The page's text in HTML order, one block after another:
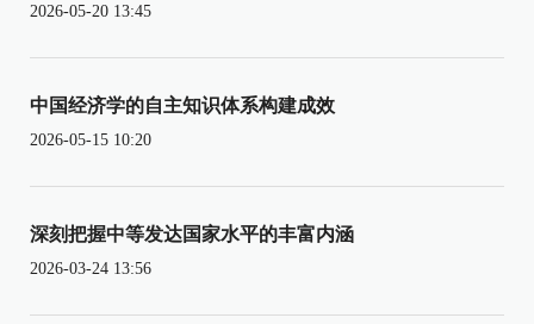
2026-05-20 13:45
中国经济学的自主知识体系构建成效
2026-05-15 10:20
深刻把握中等发达国家水平的丰富内涵
2026-03-24 13:56